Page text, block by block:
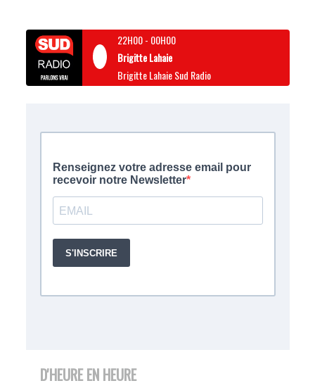
22H00- 00H00
Brigitte Lahaie
Brigitte Lahaie Sud Radio
D'HEURE EN HEURE